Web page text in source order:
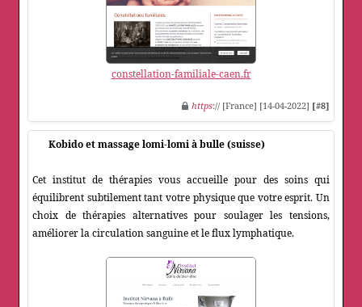
constellation-familiale-caen.fr
https:// [France] [14-04-2022] [#8]
Kobido et massage lomi-lomi à bulle (suisse)
Cet institut de thérapies vous accueille pour des soins qui
équilibrent subtilement tant votre physique que votre esprit. Un
choix de thérapies alternatives pour soulager les tensions,
améliorer la circulation sanguine et le flux lymphatique.